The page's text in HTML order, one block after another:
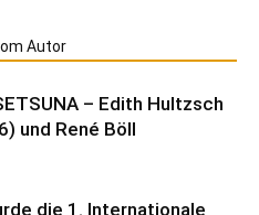
Autor
– Edith Hultzsch
und René Böll
die 1. Internationale